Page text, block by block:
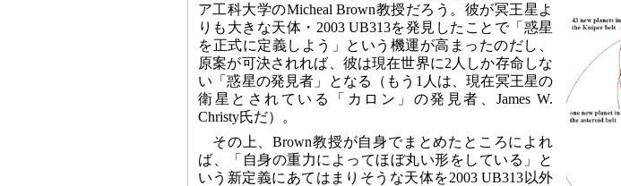
ア工科大学のMicheal Brown教授だろう。彼が冥王星よ
りも大きな天体・2003 UB313を発見したことで「惑星
を正式に定義しよう」という機運が高まったのだし、
原案が可決されれば、彼は現在世界に2人しか存命しな
い「惑星の発見者」となる（もう1人は、現在冥王星の
衛星とされている「カロン」の発見者、James W.
Christy氏だ）。
その上、Brown教授が自身でまとめたところによれ
ば、「自身の重力によってほぼ丸い形をしている」と
いう新定義にあてはまりそうな天体を2003 UB313以外